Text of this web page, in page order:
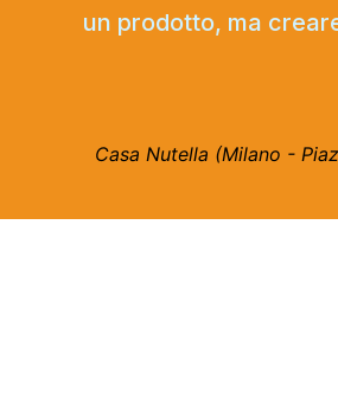
un prodotto, ma
Casa Nutella (Milano -